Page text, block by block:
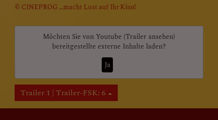
© CINEPROG ...macht Lust auf Ihr Kino!
Möchten Sie vonYoutube (Trailer ansehen)
bereitgestellte externe Inhalte laden?
Ja
Trailer 1 | Trailer-FSK: 6